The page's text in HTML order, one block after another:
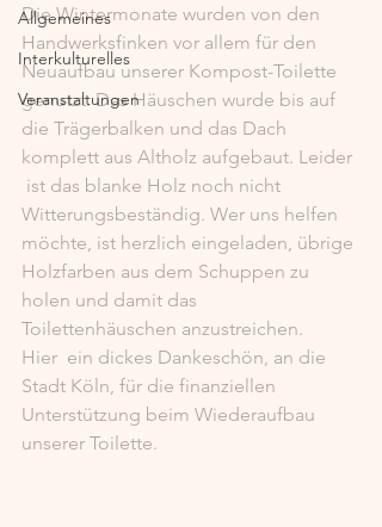
Allgemeines
Interkulturelles
Veranstaltungen
Die Wintermonate wurden von den
Handwerksfinken vor allem für den
Neuaufbau unserer Kompost-Toilette
genutzt. Das Häuschen wurde bis auf
die Trägerbalken und das Dach
komplett aus Altholz aufgebaut. Leider
ist das blanke Holz noch nicht
Witterungsbeständig. Wer uns helfen
möchte, ist herzlich eingeladen, übrige
Holzfarben aus dem Schuppen zu
holen und damit das
Toilettenhäuschen anzustreichen.
Hier  ein dickes Dankeschön, an die
Stadt Köln, für die finanziellen
Unterstützung beim Wiederaufbau
unserer Toilette.